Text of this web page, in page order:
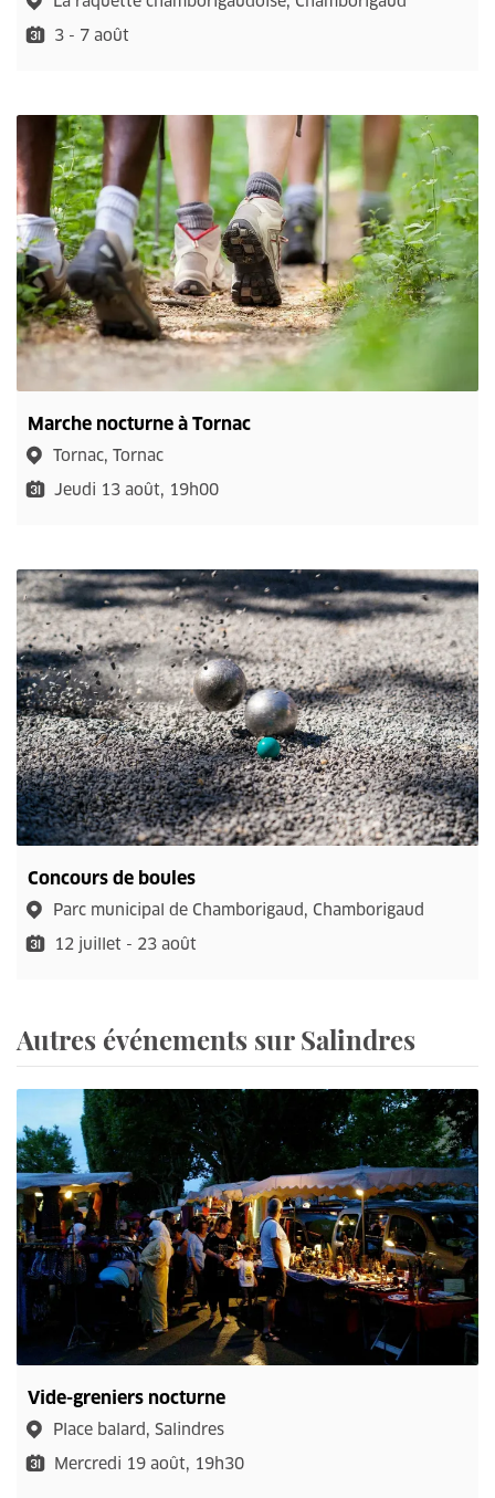
3 - 7 août
Marche nocturne à Tornac
Tornac, Tornac
Jeudi 13 août, 19h00
Concours de boules
Parc municipal de Chamborigaud, Chamborigaud
12 juillet - 23 août
Autres événements sur Salindres
Vide-greniers nocturne
Place balard, Salindres
Mercredi 19 août, 19h30